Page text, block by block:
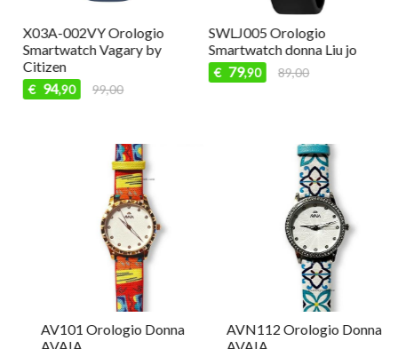
X03A-002VY Orologio
Smartwatch Vagary by
Citizen
€ 94,90 99,00
SWLJ005 Orologio
Smartwatch donna Liu jo
€ 79,90 89,00
AV101 Orologio Donna
AVN112 Orologio Donna